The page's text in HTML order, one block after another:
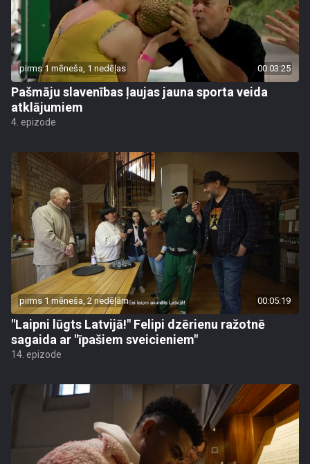
pirms 1 mēneša, 1 nedēļas 00:03:25
Pašmāju slavenības ļaujas jauna sporta veida
atklājumiem
4. epizode
pirms 1 mēneša, 2 nedēļām 00:05:19
"Laipni lūgts Latvijā!" Felipi dzērienu ražotnē
sagaida ar "īpašiem sveicieniem"
14. epizode